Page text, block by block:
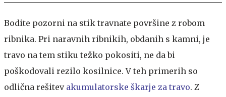
Bodite pozorni na stik travnate površine z robom
ribnika. Pri naravnih ribnikih, obdanih s kamni, je
travo na tem stiku težko pokositi, ne da bi
poškodovali rezilo kosilnice. V teh primerih so
odlična rešitev akumulatorske škarje za travo. Z